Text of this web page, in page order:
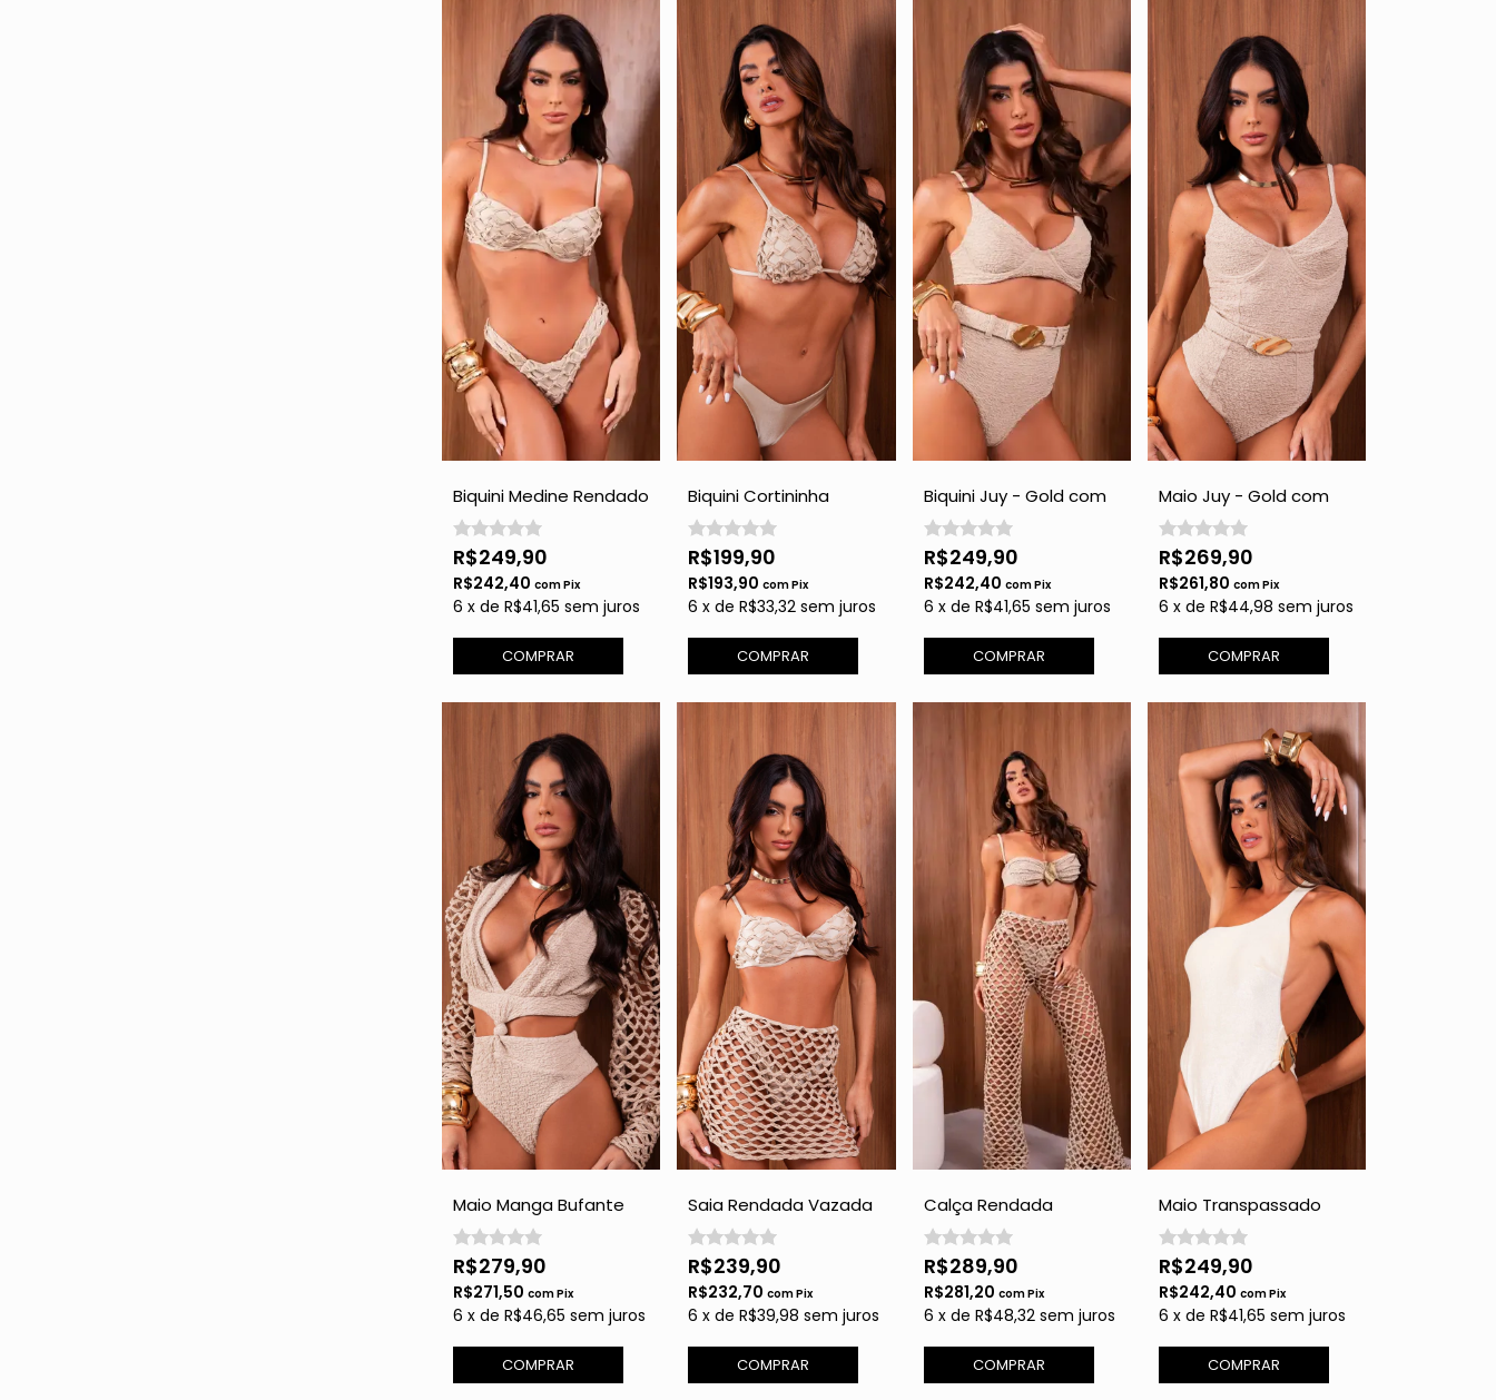
Biquini Medine Rendado
- Gold com Brilho
R$249,90
R$242,40 comPix
6 x de R$41,65 sem juros
COMPRAR
Biquini Cortininha
Rendado - Gold com
Brilho
R$199,90
R$193,90comPix
6 xdeR$33,32 sem juros
COMPRAR
Biquini Juy - Gold com
Brilho
R$249,90
R$242,40 comPix
6 x de R$41,65 sem juros
COMPRAR
Maio Juy - Gold com
Brilho
R$269,90
R$261,80 comPix
6 x de R$44,98 sem juros
COMPRAR
Maio Manga Bufante
Rendado - Gold com
Brilho
R$279,90
R$271,50 comPix
6 x de R$46,65 sem juros
COMPRAR
Saia Rendada Vazada
- Gold com Brilho
R$239,90
R$232,70comPix
6 xdeR$39,98 sem juros
COMPRAR
Calça Rendada
Vazada - Gold com
Brilho
R$289,90
R$281,20 comPix
6 x de R$48,32 sem juros
COMPRAR
Maio Transpassado
nas Costas - Off White
R$249,90
R$242,40 comPix
6 x de R$41,65 sem juros
COMPRAR